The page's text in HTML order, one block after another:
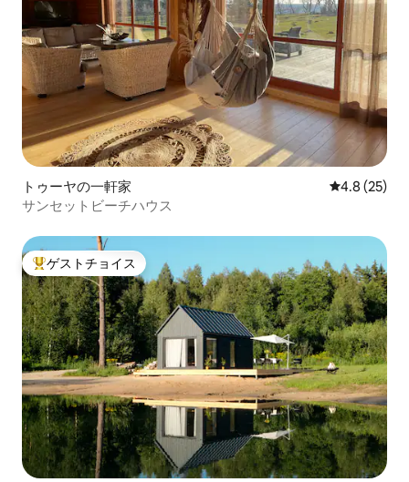
トゥーヤの一軒家 レビュー25
4.8 (25)
サンセットビーチハウス
大好評のゲストチョイスです。
ゲストチョイス